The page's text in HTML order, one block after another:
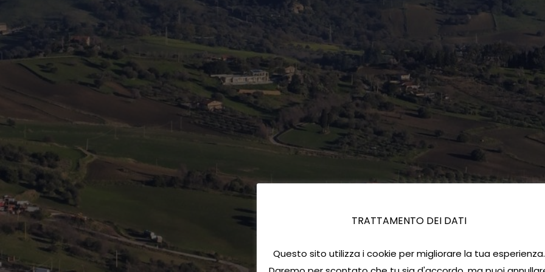
TRATTAMENTO DEI DATI
Questo sito utilizza i cookie per migliorare la tua esperienza.